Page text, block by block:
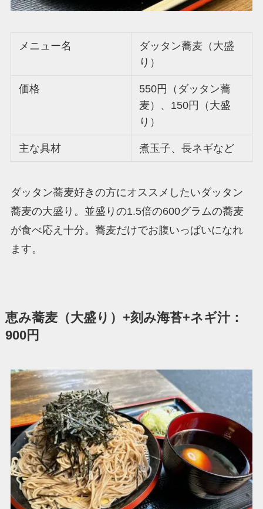
メニュー名
ダッタン蕎麦（大盛
り）
価格
550円（ダッタン蕎
麦）、150円（大盛
り）
主な具材 煮玉子、長ネギなど
ダッタン蕎麦好きの方にオススメしたいダッタン
蕎麦の大盛り。並盛りの1.5倍の600グラムの蕎麦
が食べ応え十分。蕎麦だけでお腹いっぱいになれ
ます。
恵み蕎麦（大盛り）+刻み海苔+ネギ汁：
900円